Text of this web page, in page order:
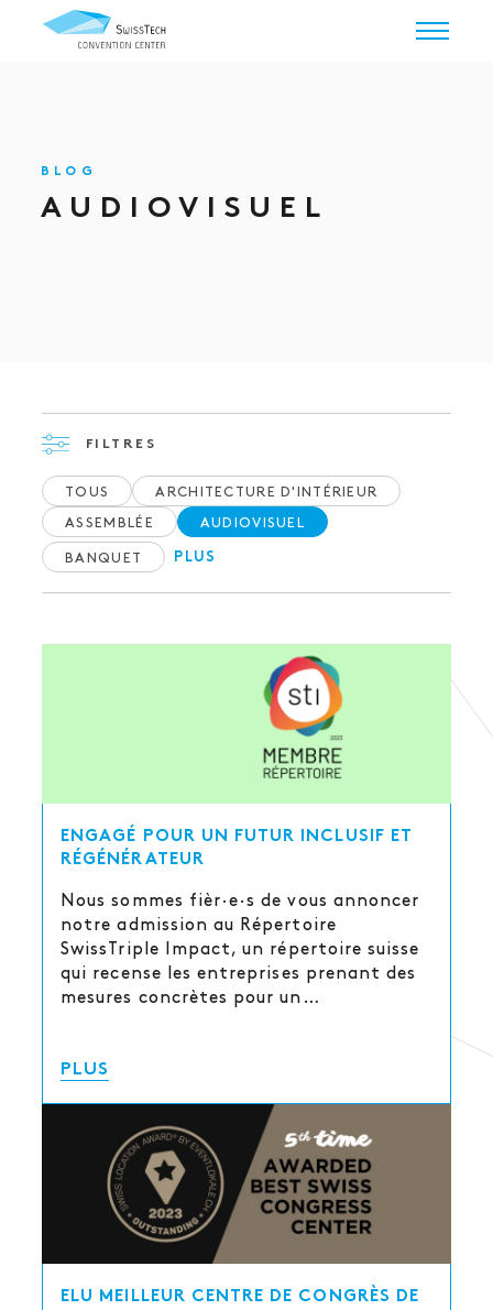
BLOG
AUDIOVISUEL
FILTRES
TOUS ARCHITECTURE D'INTÉRIEUR
ASSEMBLÉE AUDIOVISUEL
BANQUET PLUS
ENGAGÉ POUR UN FUTUR INCLUSIF ET
RÉGÉNÉRATEUR
Nous sommes fièr·e·s de vous annoncer
notre admission au Répertoire
SwissTriple Impact, un répertoire suisse
qui recense les entreprises prenant des
mesures concrètes pour un…
PLUS
ELU MEILLEUR CENTRE DE CONGRÈS DE